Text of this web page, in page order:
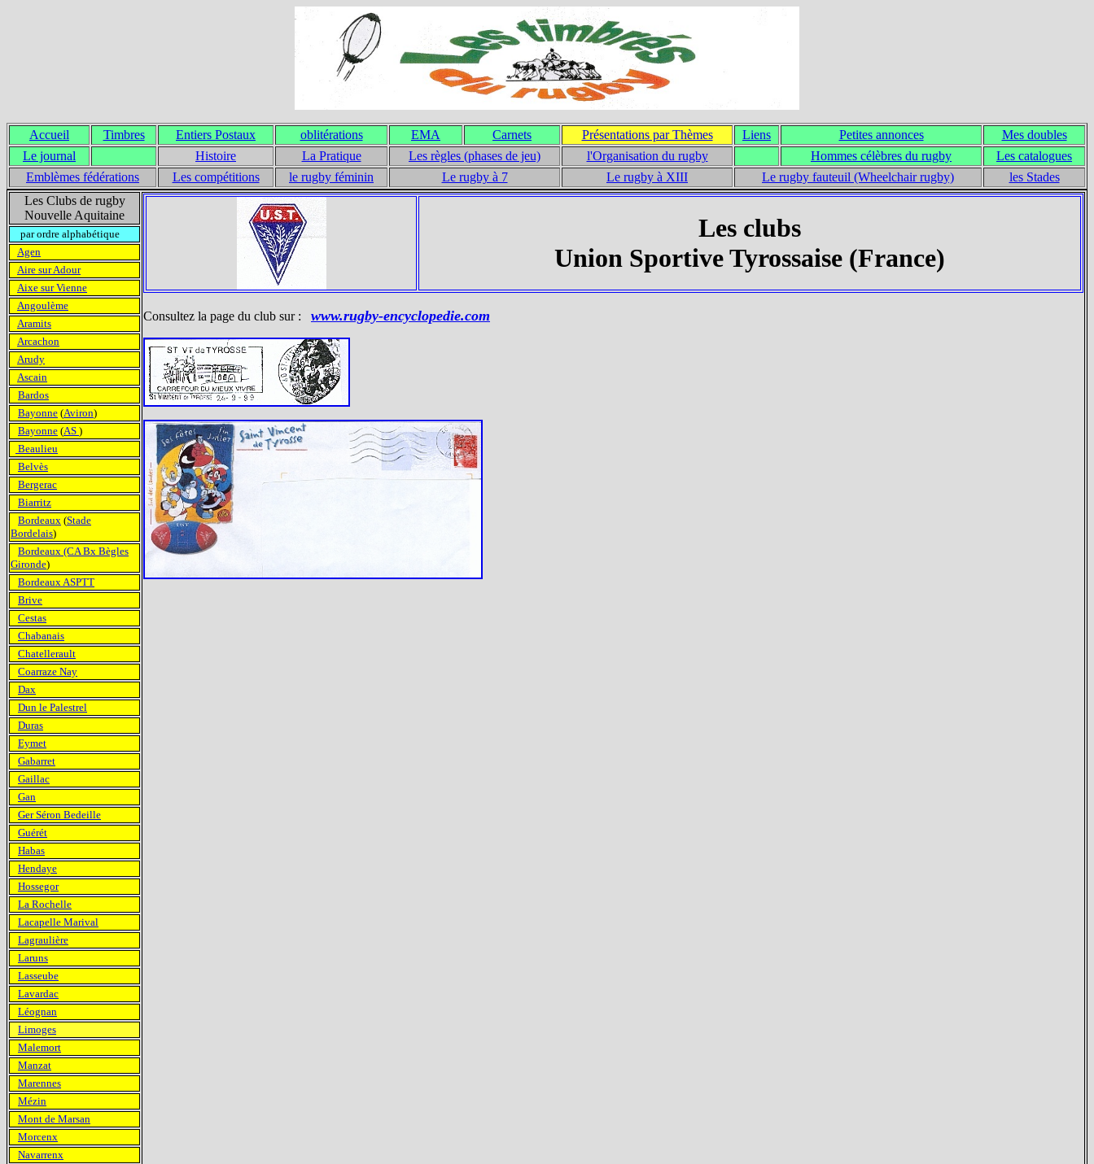
Accueil Timbres Entiers Postaux oblitérations EMA Carnets Présentations par Thèmes Liens Petites annonces
Mes doubles
Le journal
Histoire La Pratique Les règles (phases de jeu) l'Organisation du rugby Hommes célèbres du rugby
Les catalogues
Emblèmes fédérations
Les compétitions le rugby féminin Le rugby à 7 Le rugby à XIII Le rugby fauteuil (Wheelchair rugby)
les Stades
Les Clubs de rugby
Nouvelle Aquitaine
Les clubs
Union Sportive Tyrossaise (France)
Consultez la page du club sur : www.rugby-encyclopedie.com
par ordre alphabétique
Agen
Aire sur Adour
Aixe sur Vienne
Angoulème
Aramits
Arcachon
Arudy
Ascain
Bardos
Bayonne (Aviron)
Bayonne (AS )
Beaulieu
Belvès
Bergerac
Biarritz
Bordeaux (Stade
Bordelais)
Bordeaux (CA Bx Bègles
Gironde)
Bordeaux ASPTT
Brive
Cestas
Chabanais
Chatellerault
Coarraze Nay
Dax
Dun le Palestrel
Duras
Eymet
Gabarret
Gaillac
Gan
Ger Séron Bedeille
Guérét
Habas
Hendaye
Hossegor
La Rochelle
Lacapelle Marival
Lagraulière
Laruns
Lasseube
Lavardac
Léognan
Limoges
Malemort
Manzat
Marennes
Mézin
Mont de Marsan
Morcenx
Navarrenx